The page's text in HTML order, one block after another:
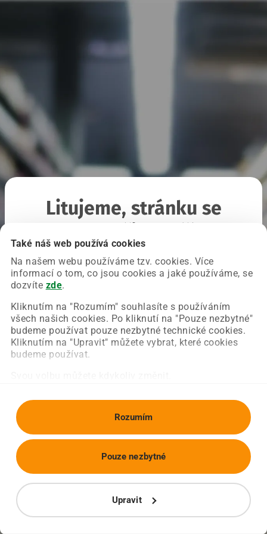
Také náš web používá cookies
Na našem webu používáme tzv. cookies. Více
informací o tom, co jsou cookies a jaké používáme, se
dozvíte zde.
Kliknutím na "Rozumím" souhlasíte s používáním
všech našich cookies. Po kliknutí na "Pouze nezbytné"
budeme používat pouze nezbytné technické cookies.
Kliknutím na "Upravit" můžete vybrat, které cookies
budeme používat.
Rozumím
Upravit
Pouze nezbytné
Litujeme, stránku se
Chyba nastala na naší straně a už ji opravujeme.
Zkuste prosím znovu načíst požadovanou stránku.
Obnovit stránku Úvodní strana